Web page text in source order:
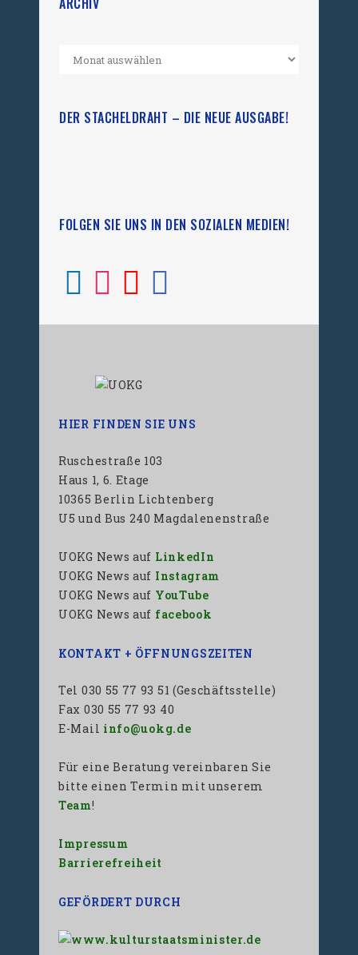
DER STACHELDRAHT – DIE NEUE AUSGABE!
FOLGEN SIE UNS IN DEN SOZIALEN MEDIEN!
HIER FINDEN SIE UNS
Ruschestraße 103
Haus 1, 6. Etage
10365 Berlin Lichtenberg
U5 und Bus 240 Magdalenenstraße
UOKG News auf LinkedIn
UOKG News auf Instagram
UOKG News auf YouTube
UOKG News auf facebook
KONTAKT + ÖFFNUNGSZEITEN
Tel 030 55 77 93 51 (Geschäftsstelle)
Fax 030 55 77 93 40
E-Mail info@uokg.de
Für eine Beratung vereinbaren Sie
bitte einen Termin mit unserem
Team!
Impressum
Barrierefreiheit
GEFÖRDERT DURCH